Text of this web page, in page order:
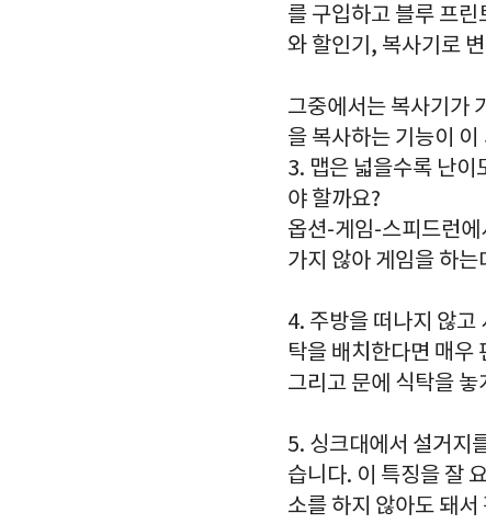
를 구입하고 블루 프
와 할인기, 복사기로
그중에서는 복사기가
을 복사하는 기능이
3. 맵은 넓을수록 난이
야 할까요?
옵션-게임-스피드런
가지 않아 게임을 하
4. 주방을 떠나지 않고
탁을 배치한다면 매우
그리고 문에 식탁을
5. 싱크대에서 설거지
습니다. 이 특징을 잘
소를 하지 않아도 돼